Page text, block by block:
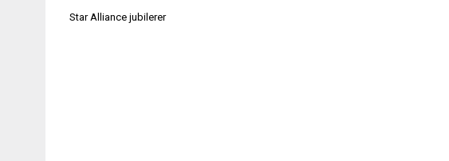
Innleggsnavigasjon
Star Alliance jubilerer